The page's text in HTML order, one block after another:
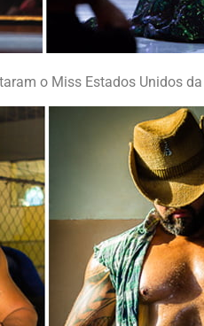
o Miss Estados Unidos